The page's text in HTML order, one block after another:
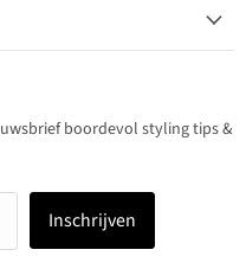
boordevol styling tips &
Inschrijven